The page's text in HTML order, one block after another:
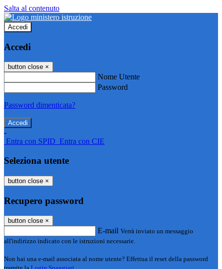
Salta al contenuto
Accedi
Accedi
button close ×
Nome Utente
Password
Password dimenticata?
-
Entra con SPID Entra con CIE
Seleziona utente
button close ×
Recupero password
button close ×
E-mail Verrà inviato un messaggio
all'indirizzo indicato con le istruzioni necessarie.
Non hai una e-mail associata al nome utente? Effettua il reset della password